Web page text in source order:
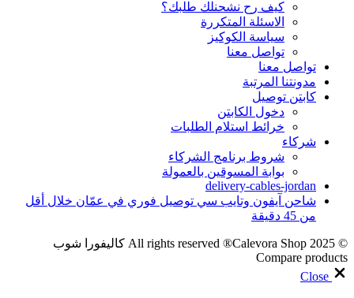
كيف رح نشحنلك طلبك؟
الاسئلة المتكررة
سياسة الكوكيز
تواصل معنا
تواصل معنا
مدونتنا المرتبة
كابتن توصيل
دخول الكابتن
خرائط استلام الطلبات
شركاء
شروط برنامج الشركاء
بوابة المسوقين بالعمولة
delivery-cables-jordan
شاحن آيفون وتايب سي توصيل فوري في عمّان خلال أقل
من 45 دقيقة
© 2025 All rights reserved ®Calevora Shop كاليفورا شوب
Compare products
Close